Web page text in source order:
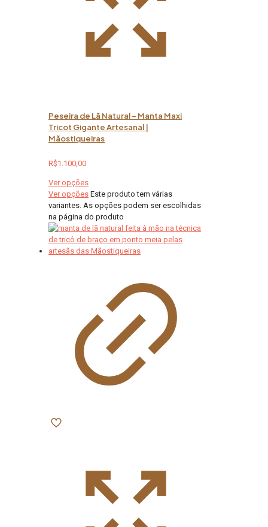
Peseira de Lã Natural – Manta Maxi
Tricot Gigante Artesanal |
Mãostiqueiras
R$1.100,00
Ver opções
Ver opções Este produto tem várias
variantes. As opções podem ser escolhidas
na página do produto